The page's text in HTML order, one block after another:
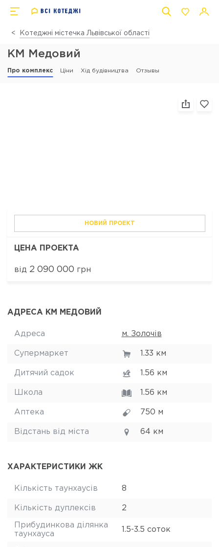
Котеджні містечка Львівської області
КМ Медовий
Про комплекс Ціни Хід будівництва Отзывы
НОВИЙ ПРОЕКТ
ЦЕНА ПРОЕКТА
від 2 090 000 грн
АДРЕСА КМ МЕДОВИЙ
Адреса м. Золочів
Супермаркет 1.33 км
Дитячий садок 1.56 км
Школа 1.56 км
Аптека 750 м
Відстань від міста 64 км
ХАРАКТЕРИСТИКИ ЖК
Кількість таунхаусів 8
Кількість дуплексів 2
Прибудинкова ділянка
таунхауса
1.5-3.5 соток